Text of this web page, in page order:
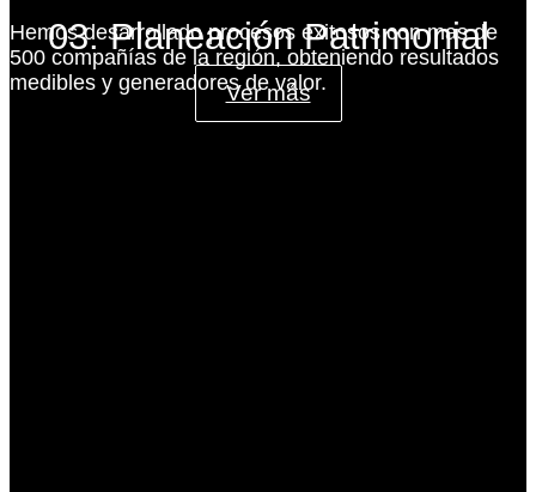
03. Planeación Patrimonial
Ver más
Hemos desarrollado procesos exitosos con mas de
500 compañías de la región, obteniendo resultados
medibles y generadores de valor.